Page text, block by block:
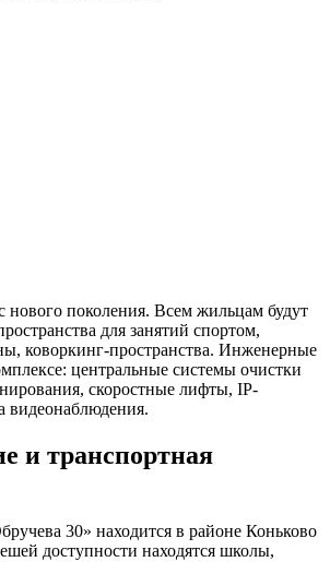
нового поколения. Всем жильцам будут
для занятий спортом,
коворкинг-пространства. Инженерные
центральные системы очистки
скоростные лифты, IP-
видеонаблюдения.
и транспортная
30» находится в районе Коньково
доступности находятся школы,